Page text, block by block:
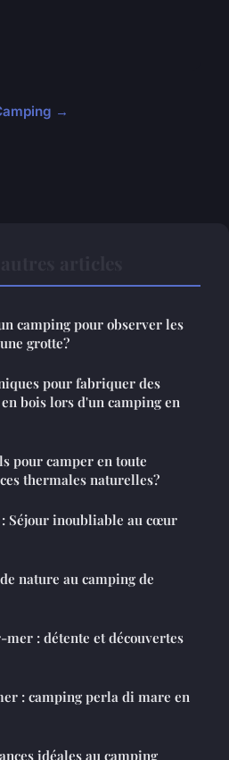
→
camping pour observer les
grotte?
pour fabriquer des
bois lors d'un camping en
pour camper en toute
thermales naturelles?
Séjour inoubliable au cœur
nature au camping de
: détente et découvertes
: camping perla di mare en
idéales au camping